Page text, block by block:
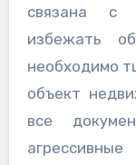
связана с
избежать
необходимо
объект
все